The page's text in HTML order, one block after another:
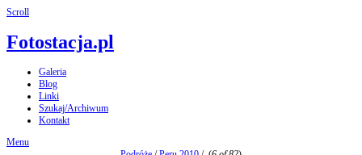
Scroll
Fotostacja.pl
Galeria
Blog
Linki
Szukaj/Archiwum
Kontakt
Menu